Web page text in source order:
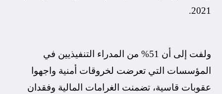
2021.
ولفت إلى أن 51% من المدراء التنفيذيين في
المؤسسات التي تعرضت لخروقات أمنية واجهوا
عقوبات قاسية، تضمنت الغرامات المالية وفقدان